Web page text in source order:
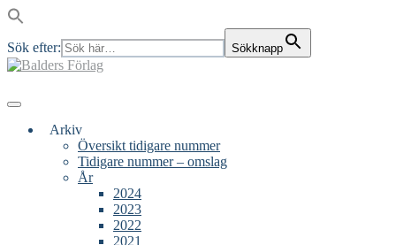
Sök efter: Sökknapp
Skip
Menu
Arkiv
Översikt tidigare nummer
Tidigare nummer – omslag
År
2024
2023
2022
2021